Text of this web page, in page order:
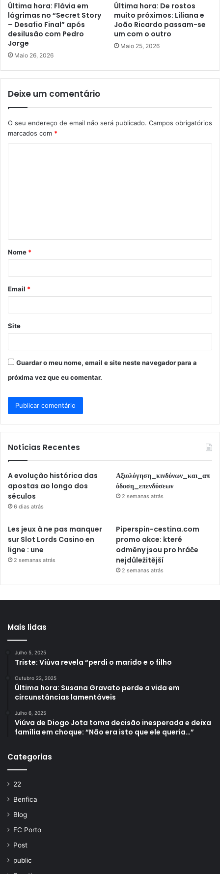
Última hora: Flávia em
lágrimas no “Secret Story
– Desafio Final” após
desilusão com Pedro
Jorge
Maio 26, 2026
Última hora: De rostos
muito próximos: Liliana e
João Ricardo passam-se
um com o outro
Maio 25, 2026
Deixe um comentário
O seu endereço de email não será publicado. Campos obrigatórios
marcados com *
á
r
*
Nome *
Email *
Site
Guardar o meu nome, email e site neste navegador para a
próxima vez que eu comentar.
Notícias Recentes
A evolução histórica das
apostas ao longo dos
séculos
6 dias atrás
Αξιολόγηση_κινδύνων_και_απ
όδοση_επενδύσεων
2 semanas atrás
Les jeux à ne pas manquer
sur Slot Lords Casino en
ligne : une
2 semanas atrás
Piperspin-cestina.com
promo akce: které
odměny jsou pro hráče
nejdůležitější
2 semanas atrás
Mais lidas
Julho 5, 2025
Triste: Viúva revela “perdi o marido e o filho
Outubro 22, 2025
Última hora: Susana Gravato perde a vida em
circunstâncias lamentáveis
Julho 6, 2025
Viúva de Diogo Jota toma decisão inesperada e deixa
família em choque: “Não era isto que ele queria…”
Categorias
22
Benfica
Blog
FC Porto
Post
public